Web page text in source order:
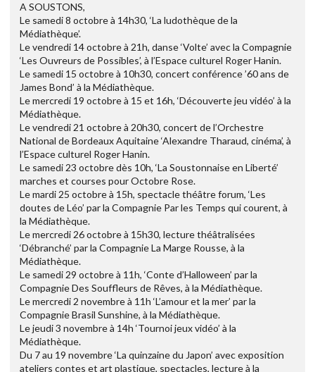
A SOUSTONS,
Le samedi 8 octobre à 14h30, ‘La ludothèque de la
Médiathèque’.
Le vendredi 14 octobre à 21h, danse ‘Volte’ avec la Compagnie
‘Les Ouvreurs de Possibles’, à l’Espace culturel Roger Hanin.
Le samedi 15 octobre à 10h30, concert conférence ’60 ans de
James Bond’ à la Médiathèque.
Le mercredi 19 octobre à 15 et 16h, ‘Découverte jeu vidéo’ à la
Médiathèque.
Le vendredi 21 octobre à 20h30, concert de l’Orchestre
National de Bordeaux Aquitaine ‘Alexandre Tharaud, cinéma’, à
l’Espace culturel Roger Hanin.
Le samedi 23 octobre dès 10h, ‘La Soustonnaise en Liberté’
marches et courses pour Octobre Rose.
Le mardi 25 octobre à 15h, spectacle théâtre forum, ‘Les
doutes de Léo’ par la Compagnie Par les Temps qui courent, à
la Médiathèque.
Le mercredi 26 octobre à 15h30, lecture théâtralisées
‘Débranché’ par la Compagnie La Marge Rousse, à la
Médiathèque.
Le samedi 29 octobre à 11h, ‘Conte d’Halloween’ par la
Compagnie Des Souffleurs de Rêves, à la Médiathèque.
Le mercredi 2 novembre à 11h ‘L’amour et la mer’ par la
Compagnie Brasil Sunshine, à la Médiathèque.
Le jeudi 3 novembre à 14h ‘Tournoi jeux vidéo’ à la
Médiathèque.
Du 7 au 19 novembre ‘La quinzaine du Japon’ avec exposition
ateliers contes et art plastique, spectacles, lecture à la